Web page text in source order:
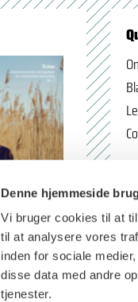
Denne hjemmeside
Vi bruger cookies til at
til at analysere vores
inden for sociale
disse data med andre
tjenester.